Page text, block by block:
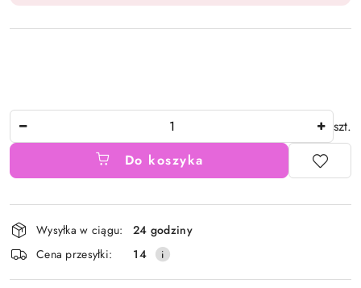
szt.
Do koszyka
Dostępność
i
dostawa
Wysyłka w ciągu:
24 godziny
Cena przesyłki:
14